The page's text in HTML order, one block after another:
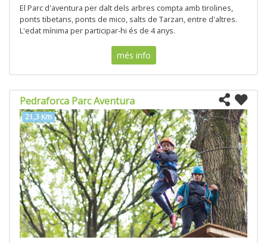
El Parc d'aventura per dalt dels arbres compta amb tirolines,
ponts tibetans, ponts de mico, salts de Tarzan, entre d'altres.
L'edat mínima per participar-hi és de 4 anys.
més info
Pedraforca Parc Aventura
21,3 Km